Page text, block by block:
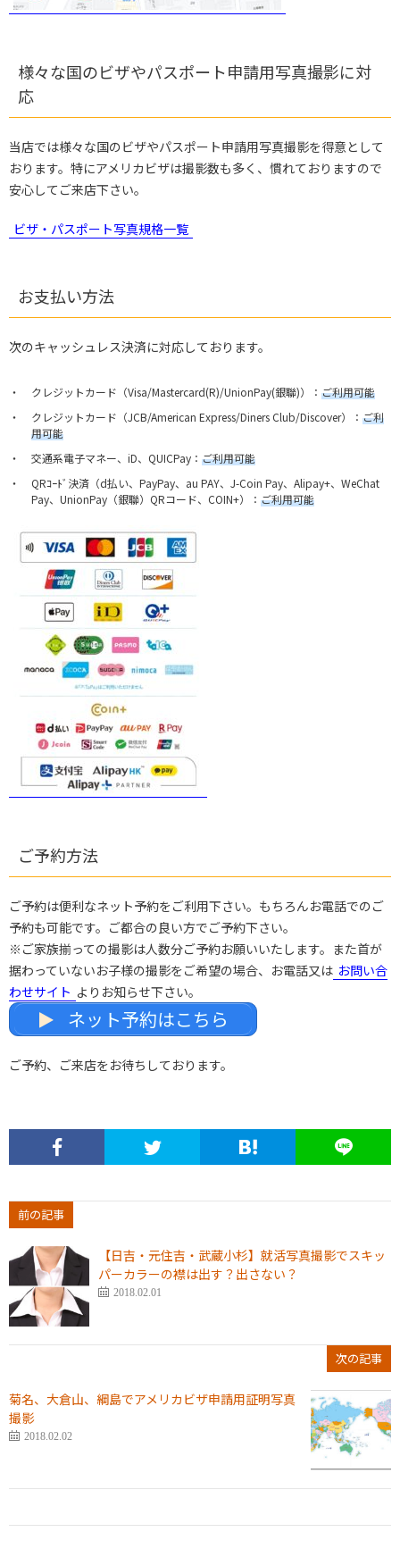
様々な国のビザやパスポート申請用写真撮影に対
応
当店では様々な国のビザやパスポート申請用写真撮影を得意として
おります。特にアメリカビザは撮影数も多く、慣れておりますので
安心してご来店下さい。
ビザ・パスポート写真規格一覧
お支払い方法
次のキャッシュレス決済に対応しております。
クレジットカード（Visa/Mastercard(R)/UnionPay(銀聯)）： ご利用可能
クレジットカード（JCB/American Express/Diners Club/Discover）： ご利
用可能
交通系電子マネー、iD、QUICPay： ご利用可能
QRｺｰﾄﾞ決済（d払い、PayPay、au PAY、J-Coin Pay、Alipay+、WeChat
Pay、UnionPay（銀聯）QRコード、COIN+）： ご利用可能
ご予約方法
ご予約は便利なネット予約をご利用下さい。もちろんお電話でのご
予約も可能です。ご都合の良い方でご予約下さい。
※ご家族揃っての撮影は人数分ご予約お願いいたします。また首が
据わっていないお子様の撮影をご希望の場合、お電話又は お問い合
わせサイト よりお知らせ下さい。
ネット予約はこちら
ご予約、ご来店をお待ちしております。
前の記事
【日吉・元住吉・武蔵小杉】就活写真撮影でスキッ
パーカラーの襟は出す？出さない？
2018.02.01
次の記事
菊名、大倉山、綱島でアメリカビザ申請用証明写真
撮影
2018.02.02